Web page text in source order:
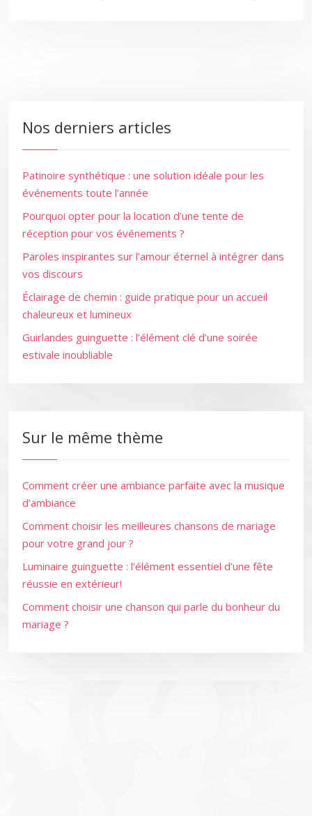
Nos derniers articles
Patinoire synthétique : une solution idéale pour les
événements toute l’année
Pourquoi opter pour la location d’une tente de
réception pour vos événements ?
Paroles inspirantes sur l’amour éternel à intégrer dans
vos discours
Éclairage de chemin : guide pratique pour un accueil
chaleureux et lumineux
Guirlandes guinguette : l’élément clé d’une soirée
estivale inoubliable
Sur le même thème
Comment créer une ambiance parfaite avec la musique
d’ambiance
Comment choisir les meilleures chansons de mariage
pour votre grand jour ?
Luminaire guinguette : l’élément essentiel d’une fête
réussie en extérieur!
Comment choisir une chanson qui parle du bonheur du
mariage ?